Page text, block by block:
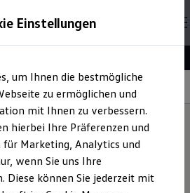
Information
Max
Einstellungen
um Ihnen die bestmögliche
zu ermöglichen und
mit Ihnen zu verbessern.
hierbei Ihre Präferenzen und
Marketing, Analytics und
wenn Sie uns Ihre
Diese können Sie jederzeit mit